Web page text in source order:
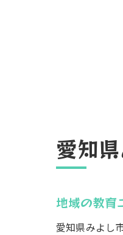
愛知
地域の教育
愛知県みよし